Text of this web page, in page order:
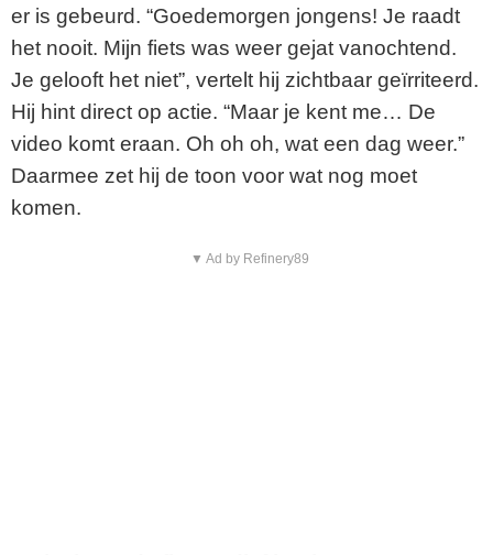
er is gebeurd. “Goedemorgen jongens! Je raadt
het nooit. Mijn fiets was weer gejat vanochtend.
Je gelooft het niet”, vertelt hij zichtbaar geïrriteerd.
Hij hint direct op actie. “Maar je kent me… De
video komt eraan. Oh oh oh, wat een dag weer.”
Daarmee zet hij de toon voor wat nog moet
komen.
▼ Ad by Refinery89